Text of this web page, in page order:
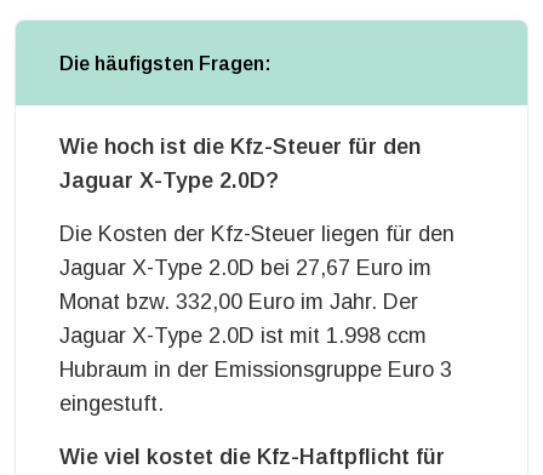
Die häufigsten Fragen:
Wie hoch ist die Kfz-Steuer für den
Jaguar X-Type 2.0D?
Die Kosten der Kfz-Steuer liegen für den
Jaguar X-Type 2.0D bei 27,67 Euro im
Monat bzw. 332,00 Euro im Jahr. Der
Jaguar X-Type 2.0D ist mit 1.998 ccm
Hubraum in der Emissionsgruppe Euro 3
eingestuft.
Wie viel kostet die Kfz-Haftpflicht für